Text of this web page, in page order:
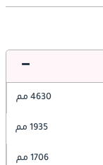
4630 مم
1935 مم
1706 مم